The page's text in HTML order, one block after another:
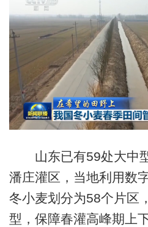
山东已有59处大中
潘庄灌区，当地利用数
冬小麦划分为58个片区
型，保障春灌高峰期上